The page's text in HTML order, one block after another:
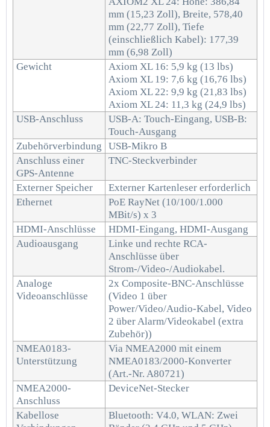
mm (15,23 Zoll), Breite, 578,40
mm (22,77 Zoll), Tiefe
(einschließlich Kabel): 177,39
mm (6,98 Zoll)
Gewicht
Axiom XL 16: 5,9 kg (13 lbs)
Axiom XL 19: 7,6 kg (16,76 lbs)
Axiom XL 22: 9,9 kg (21,83 lbs)
Axiom XL 24: 11,3 kg (24,9 lbs)
USB-Anschluss
USB-A: Touch-Eingang, USB-B:
Touch-Ausgang
Zubehörverbindung
USB-Mikro B
Anschluss einer
GPS-Antenne
TNC-Steckverbinder
Externer Speicher
Externer Kartenleser erforderlich
Ethernet
PoE RayNet (10/100/1.000
MBit/s) x 3
HDMI-Anschlüsse
HDMI-Eingang, HDMI-Ausgang
Audioausgang
Linke und rechte RCA-
Anschlüsse über
Strom-/Video-/Audiokabel.
Analoge
Videoanschlüsse
2x Composite-BNC-Anschlüsse
(Video 1 über
Power/Video/Audio-Kabel, Video
2 über Alarm/Videokabel (extra
Zubehör))
NMEA0183-
Unterstützung
Via NMEA2000 mit einem
NMEA0183/2000-Konverter
(Art.-Nr. A80721)
NMEA2000-
Anschluss
DeviceNet-Stecker
Kabellose
Bluetooth: V4.0, WLAN: Zwei